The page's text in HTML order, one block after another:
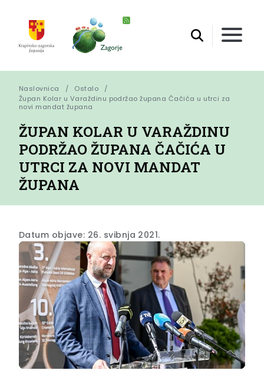
Naslovnica
Ostalo
Župan Kolar u Varaždinu podržao župana Čačića u utrci za
novi mandat župana
ŽUPAN KOLAR U VARAŽDINU
PODRŽAO ŽUPANA ČAČIĆA U
UTRCI ZA NOVI MANDAT
ŽUPANA
Datum objave: 26. svibnja 2021.